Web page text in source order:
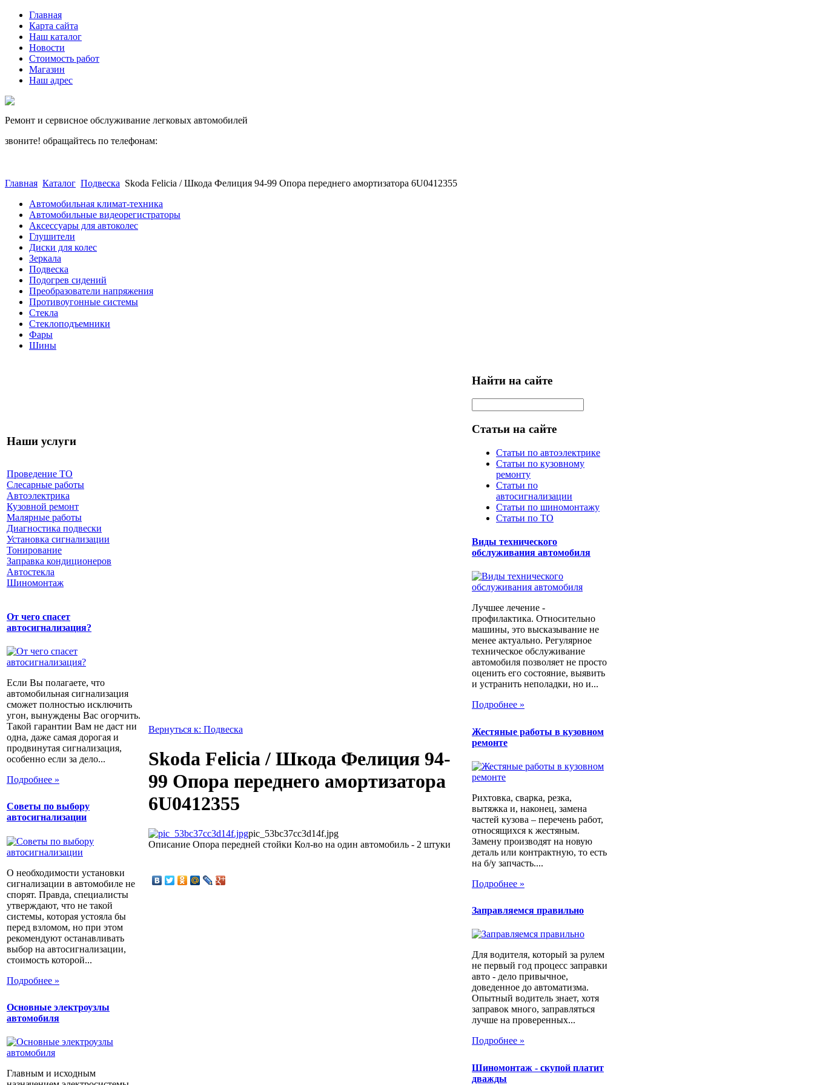
Главная
Карта сайта
Наш каталог
Новости
Стоимость работ
Магазин
Наш адрес
Ремонт и сервисное обслуживание легковых автомобилей
звоните! обращайтесь по телефонам:
Главная Каталог Подвеска Skoda Felicia / Шкода Фелиция 94-99 Опора переднего амортизатора 6U0412355
Автомобильная климат-техника
Автомобильные видеорегистраторы
Аксессуары для автоколес
Глушители
Диски для колес
Зеркала
Подвеска
Подогрев сидений
Преобразователи напряжения
Противоугонные системы
Стекла
Стеклоподъемники
Фары
Шины
Наши услуги
Проведение ТО
Слесарные работы
Автоэлектрика
Кузовной ремонт
Малярные работы
Диагностика подвески
Установка сигнализации
Тонирование
Заправка кондиционеров
Автостекла
Шиномонтаж
От чего спасет
автосигнализация?
Если Вы полагаете, что
автомобильная сигнализация
сможет полностью исключить
угон, вынуждены Вас огорчить.
Такой гарантии Вам не даст ни
одна, даже самая дорогая и
продвинутая сигнализация,
особенно если за дело...
Подробнее »
Советы по выбору
автосигнализации
О необходимости установки
сигнализации в автомобиле не
спорят. Правда, специалисты
утверждают, что не такой
системы, которая устояла бы
перед взломом, но при этом
рекомендуют останавливать
выбор на автосигнализации,
стоимость которой...
Подробнее »
Основные электроузлы
автомобиля
Главным и исходным
Вернуться к: Подвеска
Skoda Felicia / Шкода Фелиция 94-
99 Опора переднего амортизатора
6U0412355
pic_53bc37cc3d14f.jpg
Описание Опора передней стойки Кол-во на один автомобиль - 2 штуки
Найти на сайте
Статьи на сайте
Статьи по автоэлектрике
Статьи по кузовному
ремонту
Статьи по
автосигнализации
Статьи по шиномонтажу
Статьи по ТО
Виды технического
обслуживания автомобиля
Лучшее лечение -
профилактика. Относительно
машины, это высказывание не
менее актуально. Регулярное
техническое обслуживание
автомобиля позволяет не просто
оценить его состояние, выявить
и устранить неполадки, но и...
Подробнее »
Жестяные работы в кузовном
ремонте
Рихтовка, сварка, резка,
вытяжка и, наконец, замена
частей кузова – перечень работ,
относящихся к жестяным.
Замену производят на новую
деталь или контрактную, то есть
на б/у запчасть....
Подробнее »
Заправляемся правильно
Для водителя, который за рулем
не первый год процесс заправки
авто - дело привычное,
доведенное до автоматизма.
Опытный водитель знает, хотя
заправок много, заправляться
лучше на проверенных...
Подробнее »
Шиномонтаж - скупой платит
дважды